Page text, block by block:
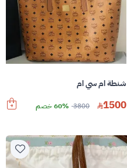
شنطة ام سي ام
1500
3800 60% خصم